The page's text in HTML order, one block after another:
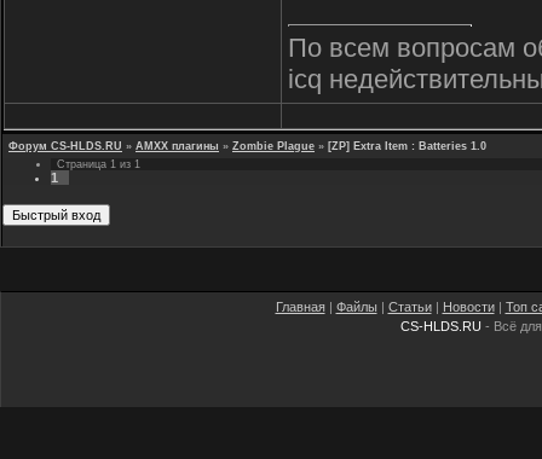
По всем вопросам
icq
Форум CS-HLDS.RU » AMXX плагины » Zombie Plague » [ZP] Extra Item : Batteries 1.0
Страница 1 из 1
1
Главная| Файлы | Статьи| Новости| Топ
CS-HLDS.RU - Всё